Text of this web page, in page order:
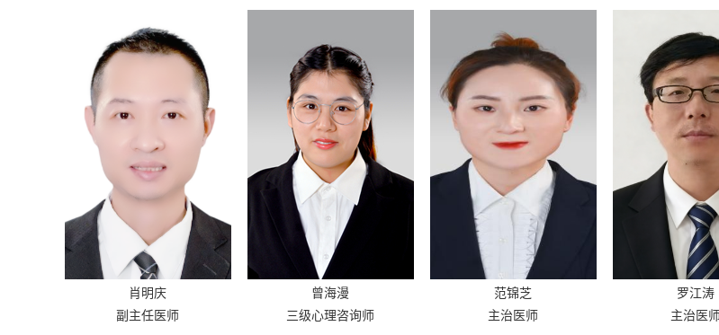
肖明庆
副主任医师
曾海漫
三级心理咨询师
范锦芝
主治医师
罗江涛
主治医